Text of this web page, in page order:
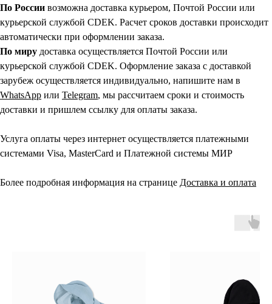
По России возможна доставка курьером, Почтой России или
курьерской службой CDEK. Расчет сроков доставки происходит
автоматически при оформлении заказа.
По миру доставка осуществляется Почтой России или
курьерской службой CDEK. Оформление заказа с доставкой
зарубеж осуществляется индивидуально, напишите нам в
WhatsApp или Telegram, мы рассчитаем сроки и стоимость
доставки и пришлем ссылку для оплаты заказа.
Услуга оплаты через интернет осуществляется платежными
системами Visa, MasterCard и Платежной системы МИР
Более подробная информация на странице Доставка и оплата